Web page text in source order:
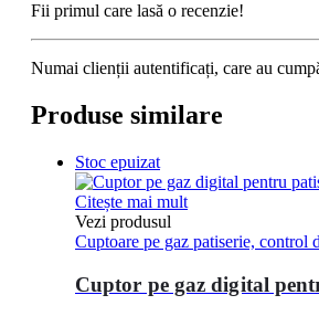
Fii primul care lasă o recenzie!
Numai clienții autentificați, care au
Produse similare
Stoc epuizat
Citește mai mult
Vezi produsul
Cuptoare pe gaz patiserie, control
Cuptor pe gaz digital